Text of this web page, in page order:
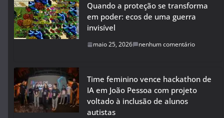
Quando a proteção se transforma
em poder: ecos de uma guerra
invisível
maio 25, 2026 nenhum comentário
Time feminino vence hackathon de
IA em João Pessoa com projeto
voltado à inclusão de alunos
autistas